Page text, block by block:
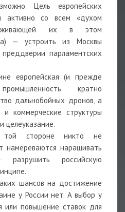
Цель европейских
активно со всем «духом
их в этом
— устроить из Москвы
парламентских
европейская (и прежде
кратно
дальнобойных дронов, а
коммерческие структуры
целеуказание.
той стороне никто не
намереваются наращивать
российскую
шансов на достижение
у России нет. А выбор у
или повышение ставок для